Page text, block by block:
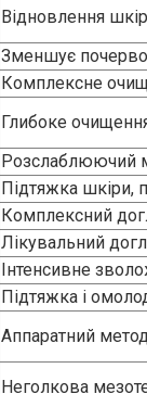
Зменшує
Комплексне
Глибоке
Розслаблюючий
Підтяжка шкіри,
Комплексний
Лікувальний
Інтенсивне
Підтяжка і
Аппаратний
Неголкова
Довготривале